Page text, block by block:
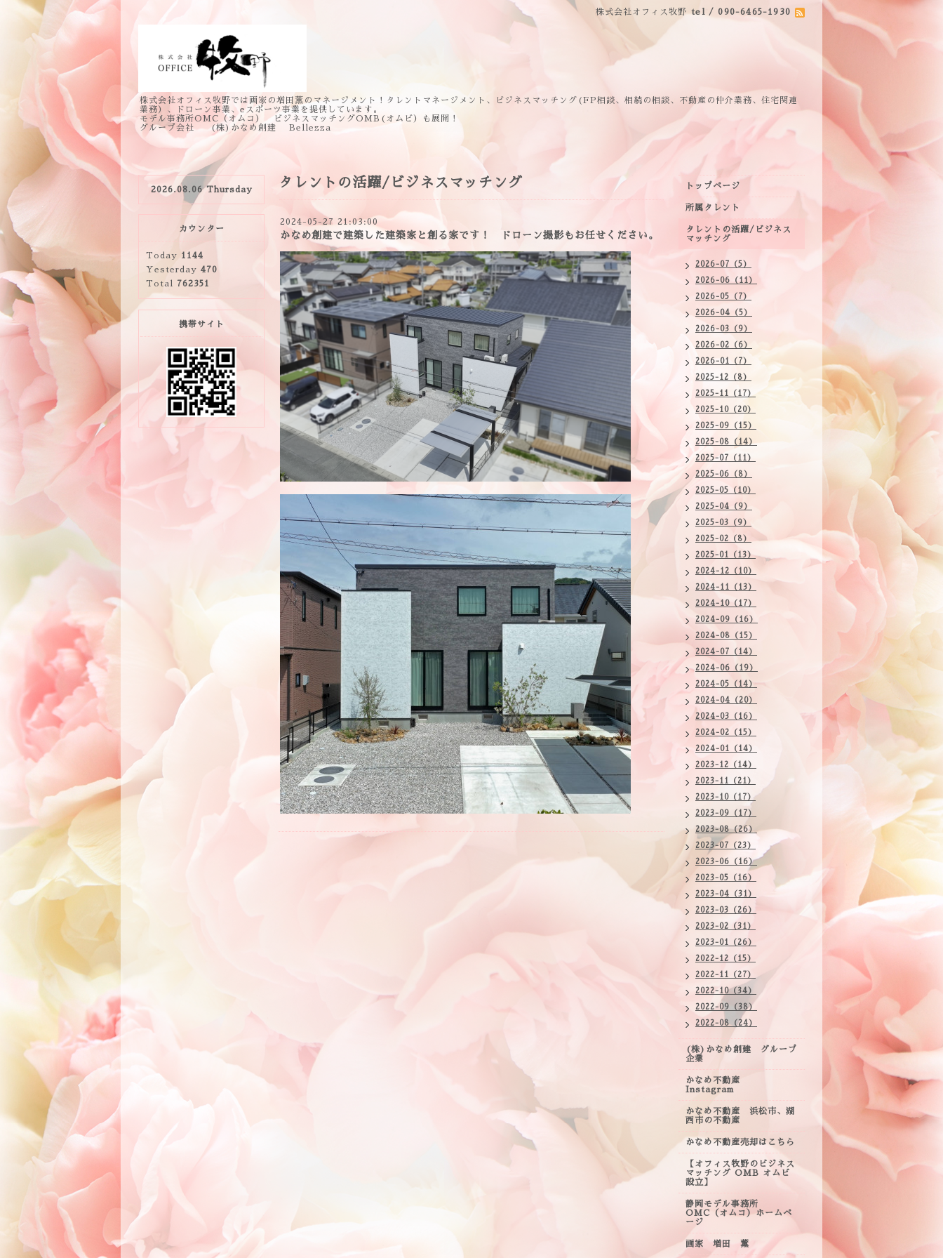
株式会社オフィス牧野 tel / 090-6465-1930
株式会社オフィス牧野では画家の増田薫のマネージメント！タレントマネージメント、ビジネスマッチング(FP相談、相続の相談、不動産の仲介業務、住宅関連
業務）、ドローン事業、eスポーツ事業を提供しています。
モデル事務所OMC（オムコ） ビジネスマッチングOMB(オムビ）も展開！
グループ会社 (株)かなめ創建 Bellezza
タレントの活躍/ビジネスマッチング
2024-05-27 21:03:00
かなめ創建で建築した建築家と創る家です！ ドローン撮影もお任せください。
トップページ
所属タレント
タレントの活躍/ビジネス
マッチング
2026-07（5）
2026-06（11）
2026-05（7）
2026-04（5）
2026-03（9）
2026-02（6）
2026-01（7）
2025-12（8）
2025-11（17）
2025-10（20）
2025-09（15）
2025-08（14）
2025-07（11）
2025-06（8）
2025-05（10）
2025-04（9）
2025-03（9）
2025-02（8）
2025-01（13）
2024-12（10）
2024-11（13）
2024-10（17）
2024-09（16）
2024-08（15）
2024-07（14）
2024-06（19）
2024-05（14）
2024-04（20）
2024-03（16）
2024-02（15）
2024-01（14）
2023-12（14）
2023-11（21）
2023-10（17）
2023-09（17）
2023-08（26）
2023-07（23）
2023-06（16）
2023-05（16）
2023-04（31）
2023-03（26）
2023-02（31）
2023-01（26）
2022-12（15）
2022-11（27）
2022-10（34）
2022-09（38）
2022-08（24）
(株)かなめ創建 グループ
企業
かなめ不動産
Instagram
かなめ不動産 浜松市、湖
西市の不動産
かなめ不動産売却はこちら
【オフィス牧野のビジネス
マッチング OMB オムビ
設立】
静岡モデル事務所
OMC（オムコ）ホームペ
ージ
画家 増田 薫
2026.08.06 Thursday
カウンター
Today 1144
Yesterday 470
Total 762351
携帯サイト